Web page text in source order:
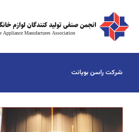
شرکت راسن بویانت